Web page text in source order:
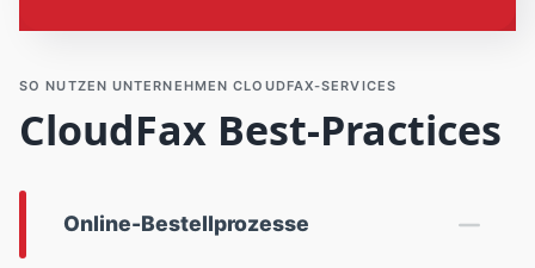
SO NUTZEN UNTERNEHMEN CLOUDFAX-SERVICES
CloudFax Best-Practices
Online-Bestellprozesse